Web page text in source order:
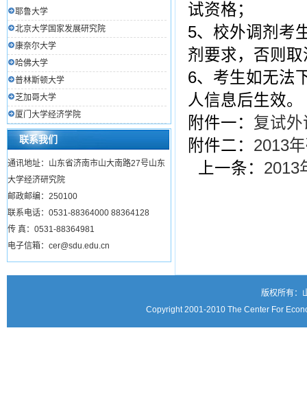
耶鲁大学
北京大学国家发展研究院
康奈尔大学
哈佛大学
普林斯顿大学
芝加哥大学
厦门大学经济学院
联系我们
通讯地址：山东省济南市山大南路27号山东
大学经济研究院
邮政邮编：250100
联系电话：0531-88364000 88364128
传 真：0531-88364981
电子信箱：cer@sdu.edu.cn
试资格；
5、校外调剂考
剂要求，否则
6、考生如无法
人信息后生效。
附件一： 复试
附件二： 2013
上一条： 2013
版权所有：
Copyright 2001-2010 The Center For